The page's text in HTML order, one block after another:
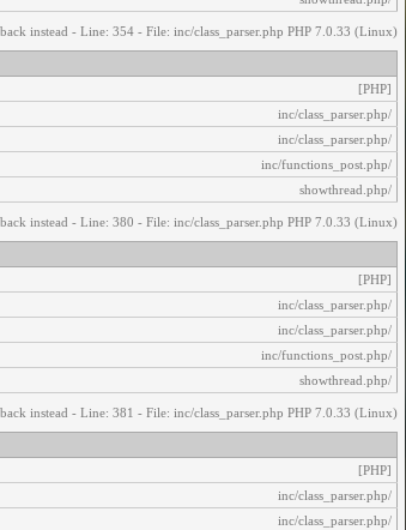
instead - Line: 354 - File: inc/class_parser.php PHP 7.0.33 (Linux)
[PHP]
/inc/class_parser.php
/inc/class_parser.php
/inc/functions_post.php
/showthread.php
instead - Line: 380 - File: inc/class_parser.php PHP 7.0.33 (Linux)
[PHP]
/inc/class_parser.php
/inc/class_parser.php
/inc/functions_post.php
/showthread.php
instead - Line: 381 - File: inc/class_parser.php PHP 7.0.33 (Linux)
[PHP]
/inc/class_parser.php
/inc/class_parser.php